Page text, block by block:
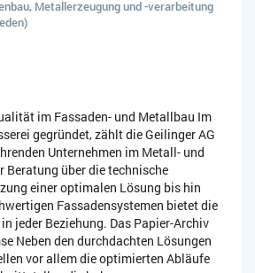
Metallerzeugung und -verarbeitung
im Fassaden- und Metallbau Im
gegründet, zählt die Geilinger AG
Unternehmen im Metall- und
Beratung über die technische
einer optimalen Lösung bis hin
Fassadensystemen bietet die
jeder Beziehung. Das Papier-Archiv
Neben den durchdachten Lösungen
vor allem die optimierten Abläufe